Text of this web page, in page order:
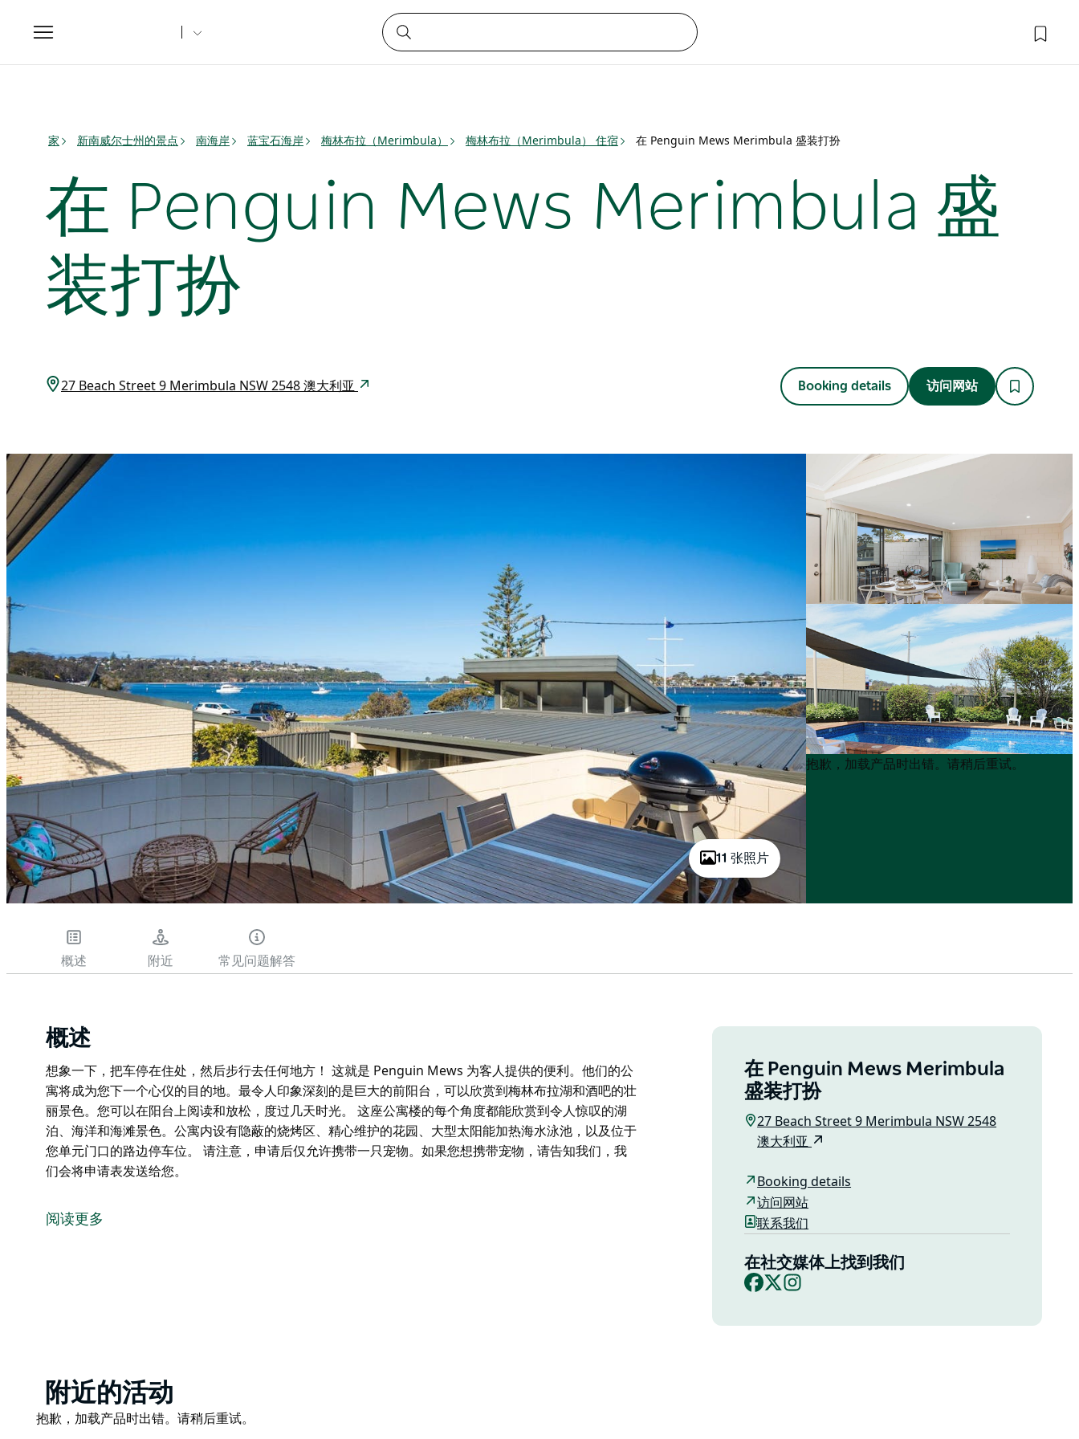
Toggle
navigation
家 新南威尔士州的景点 南海岸 蓝宝石海岸 梅林布拉（Merimbula） 梅林布拉（Merimbula） 住宿 在 Penguin Mews Merimbula 盛装打扮
在 Penguin Mews Merimbula 盛
装打扮
27 Beach Street 9 Merimbula NSW 2548 澳大利亚 Booking details 访问网站
11 张照片
Product
List
Product
List
抱歉，加载产品时出错。请稍后重试。
概述 附近 常见问题解答
概述
想象一下，把车停在住处，然后步行去任何地方！ 这就是 Penguin Mews 为客人提供的便利。他们的公
寓将成为您下一个心仪的目的地。最令人印象深刻的是巨大的前阳台，可以欣赏到梅林布拉湖和酒吧的壮
丽景色。您可以在阳台上阅读和放松，度过几天时光。 这座公寓楼的每个角度都能欣赏到令人惊叹的湖
泊、海洋和海滩景色。公寓内设有隐蔽的烧烤区、精心维护的花园、大型太阳能加热海水泳池，以及位于
您单元门口的路边停车位。 请注意，申请后仅允许携带一只宠物。如果您想携带宠物，请告知我们，我
们会将申请表发送给您。
这就是 Penguin Mews 为客人提供的便利。他们的公寓将成为您下一个心仪的目的地。最令人印象深刻
阅读更多
在 Penguin Mews Merimbula
盛装打扮
27 Beach Street 9 Merimbula NSW 2548
澳大利亚
Booking details
访问网站
联系我们
在社交媒体上找到我们
Facebook
X
Product
List
附近的活动
Product
抱歉，加载产品时出错。请稍后重试。